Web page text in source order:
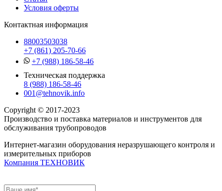
Условия оферты
Контактная информация
88003503038
+7 (861) 205-70-66
+7 (988) 186-58-46
Техническая поддержка
8 (988) 186-58-46
001@tehnovik.info
Copyright © 2017-2023
Производство и поставка материалов и инструментов для
обслуживания трубопроводов
Интернет-магазин оборудования неразрушающего контроля и
измерительных приборов
Компания ТЕХНОВИК